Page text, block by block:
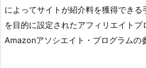
によってサイトが紹介料を獲得できる
を目的に設定されたアフィリエイトプ
Amazonアソシエイト・プログラムの